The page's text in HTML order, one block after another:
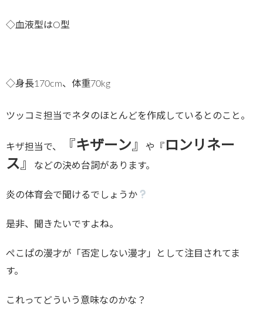
◇血液型はO型
◇身長170cm、体重70kg
ツッコミ担当でネタのほとんどを作成しているとのこと。
キザ担当で、 『 キザーン』 や『 ロンリネー
ス』 などの決め台詞があります。
炎の体育会で聞けるでしょうか
是非、聞きたいですよね。
ぺこぱの漫才が「否定しない漫才」として注目されてま
す。
これってどういう意味なのかな？